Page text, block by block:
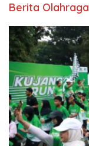
Berita Olahraga